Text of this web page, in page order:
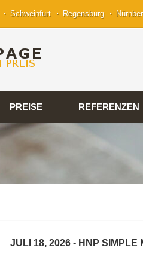
Schweinfurt Regensburg
PREISE REFERENZEN
JULI 18, 2026 - HNP SIMPLE